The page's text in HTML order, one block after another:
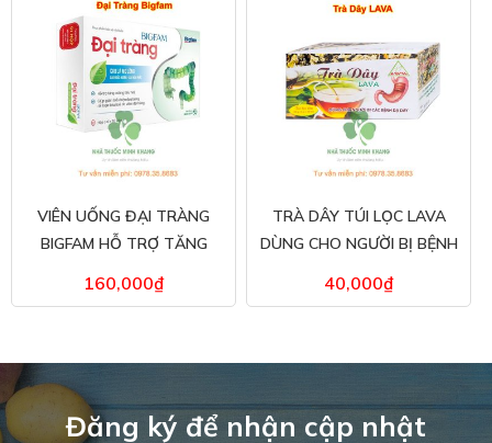
VIÊN UỐNG ĐẠI TRÀNG
BIGFAM HỖ TRỢ TĂNG
ĐÂU?
160,000₫
TRÀ DÂY TÚI LỌC LAVA
DÙNG CHO NGƯỜI BỊ BỆNH
40,000₫
Đăng ký để nhận cập nhật